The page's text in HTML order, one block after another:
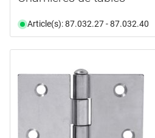
Article(s): 87.032.27 - 87.032.40